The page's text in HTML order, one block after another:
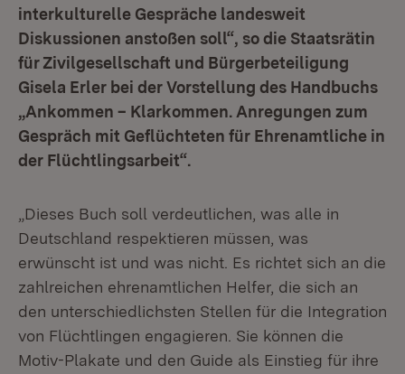
interkulturelle Gespräche landesweit
Diskussionen anstoßen soll“, so die Staatsrätin
für Zivilgesellschaft und Bürgerbeteiligung
Gisela Erler bei der Vorstellung des Handbuchs
„Ankommen – Klarkommen. Anregungen zum
Gespräch mit Geflüchteten für Ehrenamtliche in
der Flüchtlingsarbeit“.
„Dieses Buch soll verdeutlichen, was alle in
Deutschland respektieren müssen, was
erwünscht ist und was nicht. Es richtet sich an die
zahlreichen ehrenamtlichen Helfer, die sich an
den unterschiedlichsten Stellen für die Integration
von Flüchtlingen engagieren. Sie können die
Motiv-Plakate und den Guide als Einstieg für ihre